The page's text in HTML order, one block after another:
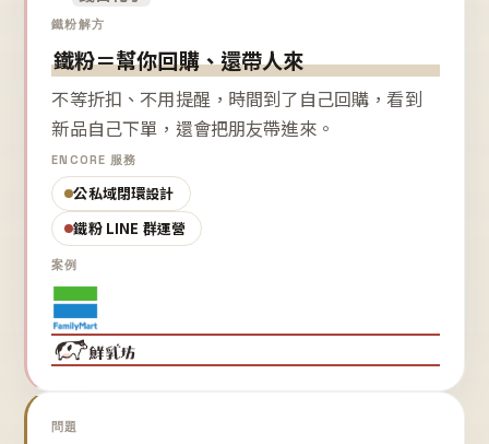
鐵粉解方
鐵粉＝幫你回購、還帶人來
不等折扣、不用提醒，時間到了自己回購，看到
新品自己下單，還會把朋友帶進來。
ENCORE 服務
公私域閉環設計
鐵粉 LINE 群運營
案例
問題